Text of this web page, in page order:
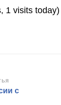
1 visits today)
с